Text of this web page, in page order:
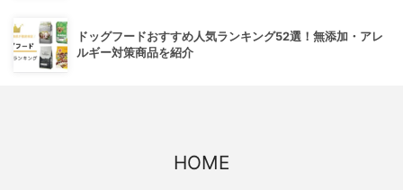
ドッグフードおすすめ人気ランキング52選！無添加・アレ
ルギー対策商品を紹介
HOME